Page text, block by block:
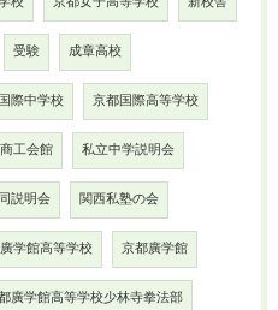
受験 成章高校
際中学校 京都国際高等学校
工会館 私立中学説明会
説明会 関西私塾の会
学館高等学校 京都廣学館
廣学館高等学校少林寺拳法部